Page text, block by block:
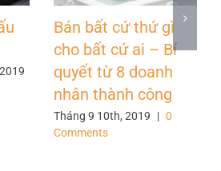
Bán bất cứ thứ gì
cho bất cứ ai – Bí
quyết từ 8 doanh
nhân thành công
Tháng 9 10th, 2019 | 0
Comments